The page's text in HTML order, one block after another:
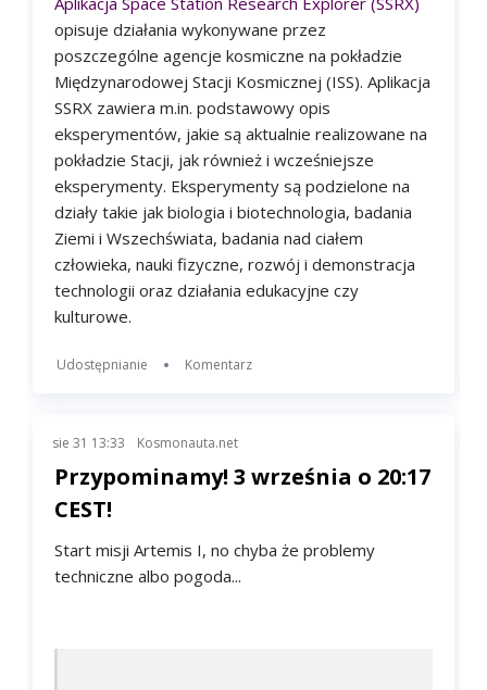
Aplikacja Space Station Research Explorer (SSRX)
opisuje działania wykonywane przez
poszczególne agencje kosmiczne na pokładzie
Międzynarodowej Stacji Kosmicznej (ISS). Aplikacja
SSRX zawiera m.in. podstawowy opis
eksperymentów, jakie są aktualnie realizowane na
pokładzie Stacji, jak również i wcześniejsze
eksperymenty. Eksperymenty są podzielone na
działy takie jak biologia i biotechnologia, badania
Ziemi i Wszechświata, badania nad ciałem
człowieka, nauki fizyczne, rozwój i demonstracja
technologii oraz działania edukacyjne czy
Kosmonauta.net
Przypominamy! 3 września o 20:17
Start misji Artemis I, no chyba że problemy